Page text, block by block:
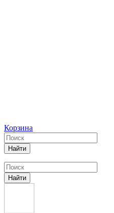
Корзина
Найти
Найти